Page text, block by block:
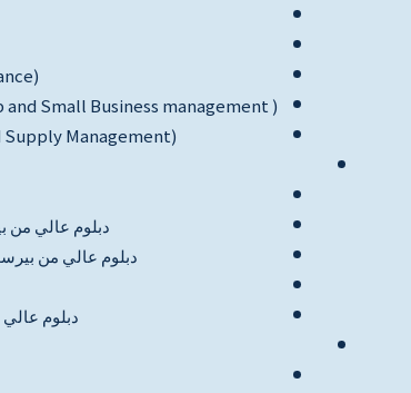
Small Business management )
Management)
دبلوم عالي من
دبلوم عالي من
دبلوم